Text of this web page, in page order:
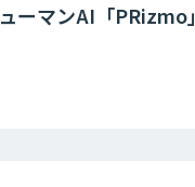
ーマンAI「PRizmo」